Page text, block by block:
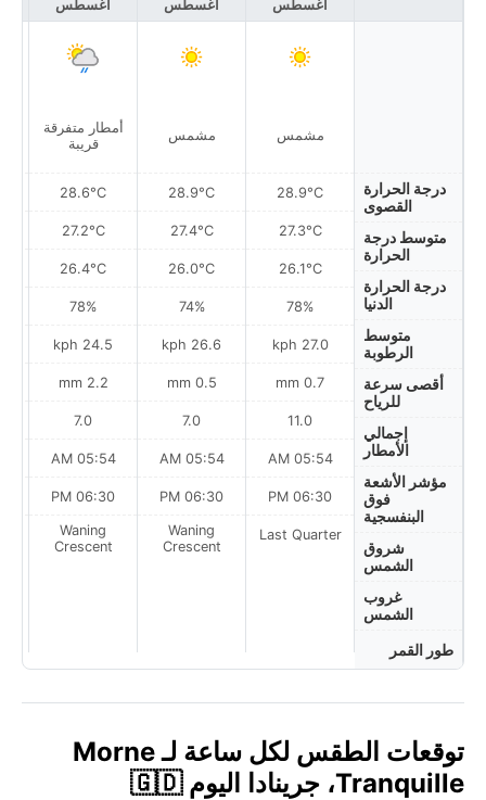
درجة الحرارة
القصوى
متوسط درجة
الحرارة
درجة الحرارة
الدنيا
متوسط
الرطوبة
أقصى سرعة
للرياح
إجمالي
الأمطار
مؤشر الأشعة
فوق
البنفسجية
شروق
الشمس
غروب
الشمس
طور القمر
أغسطس
مشمس
28.9°C
27.3°C
26.1°C
78%
27.0 kph
0.7 mm
11.0
05:54 AM
06:30 PM
Last Quarter
أغسطس
مشمس
28.9°C
27.4°C
26.0°C
74%
26.6 kph
0.5 mm
7.0
05:54 AM
06:30 PM
Waning
Crescent
أغسطس
أمطار متفرقة
قريبة
28.6°C
27.2°C
26.4°C
78%
24.5 kph
2.2 mm
7.0
05:54 AM
06:30 PM
Waning
Crescent
توقعات الطقس لكل ساعة لـ Morne
Tranquille، جرينادا اليوم 🇬🇩